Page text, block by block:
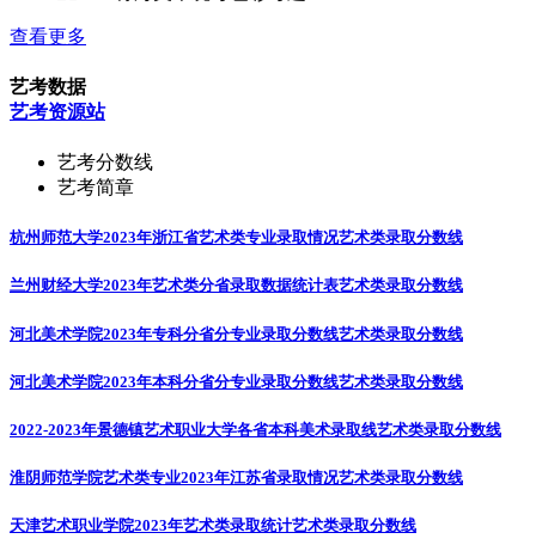
查看更多
艺考数据
艺考资源站
艺考分数线
艺考简章
杭州师范大学2023年浙江省艺术类专业录取情况艺术类录取分数线
兰州财经大学2023年艺术类分省录取数据统计表艺术类录取分数线
河北美术学院2023年专科分省分专业录取分数线艺术类录取分数线
河北美术学院2023年本科分省分专业录取分数线艺术类录取分数线
2022-2023年景德镇艺术职业大学各省本科美术录取线艺术类录取分数线
淮阴师范学院艺术类专业2023年江苏省录取情况艺术类录取分数线
天津艺术职业学院2023年艺术类录取统计艺术类录取分数线